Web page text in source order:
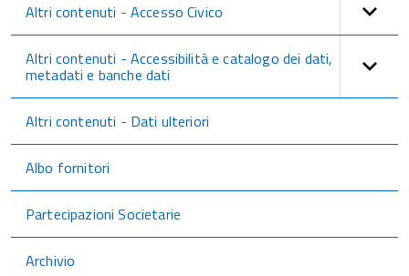
Altri contenuti - Accesso Civico
Altri contenuti - Accessibilità e catalogo dei dati,
metadati e banche dati
Altri contenuti - Dati ulteriori
Albo fornitori
Partecipazioni Societarie
Archivio